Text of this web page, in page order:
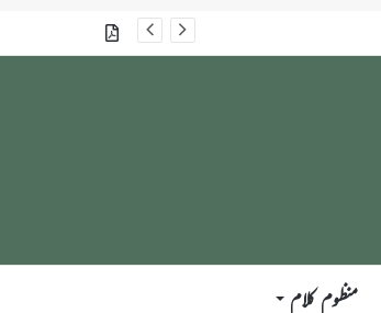
گذشتہ شمارے
منظوم کلام